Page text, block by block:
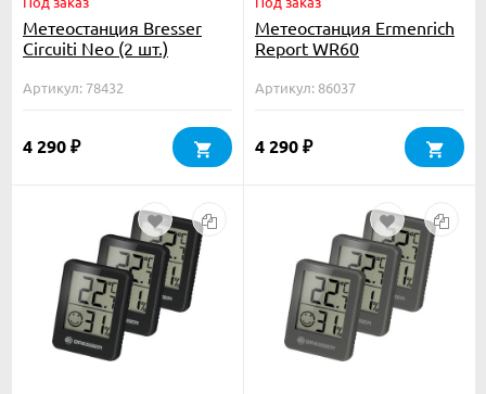
Метеостанция Bresser
Circuiti Neo (2 шт.)
Артикул: 78432
4 290 ₽
Метеостанция Ermenrich
Report WR60
Артикул: 86037
4 290 ₽